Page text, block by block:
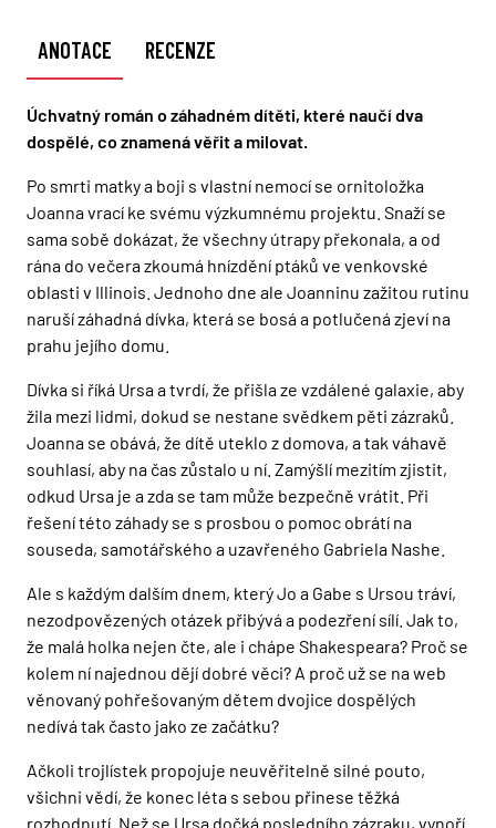
ANOTACE RECENZE
Úchvatný román o záhadném dítěti, které naučí dva
dospělé, co znamená věřit a milovat.
Po smrti matky a boji s vlastní nemocí se ornitoložka
Joanna vrací ke svému výzkumnému projektu. Snaží se
sama sobě dokázat, že všechny útrapy překonala, a od
rána do večera zkoumá hnízdění ptáků ve venkovské
oblasti v Illinois. Jednoho dne ale Joanninu zažitou rutinu
naruší záhadná dívka, která se bosá a potlučená zjeví na
prahu jejího domu.
Dívka si říká Ursa a tvrdí, že přišla ze vzdálené galaxie, aby
žila mezi lidmi, dokud se nestane svědkem pěti zázraků.
Joanna se obává, že dítě uteklo z domova, a tak váhavě
souhlasí, aby na čas zůstalo u ní. Zamýšlí mezitím zjistit,
odkud Ursa je a zda se tam může bezpečně vrátit. Při
řešení této záhady se s prosbou o pomoc obrátí na
souseda, samotářského a uzavřeného Gabriela Nashe.
Ale s každým dalším dnem, který Jo a Gabe s Ursou tráví,
nezodpovězených otázek přibývá a podezření sílí. Jak to,
že malá holka nejen čte, ale i chápe Shakespeara? Proč se
kolem ní najednou dějí dobré věci? A proč už se na web
věnovaný pohřešovaným dětem dvojice dospělých
nedívá tak často jako ze začátku?
Ačkoli trojlístek propojuje neuvěřitelně silné pouto,
všichni vědí, že konec léta s sebou přinese těžká
rozhodnutí. Než se Ursa dočká posledního zázraku, vynoří